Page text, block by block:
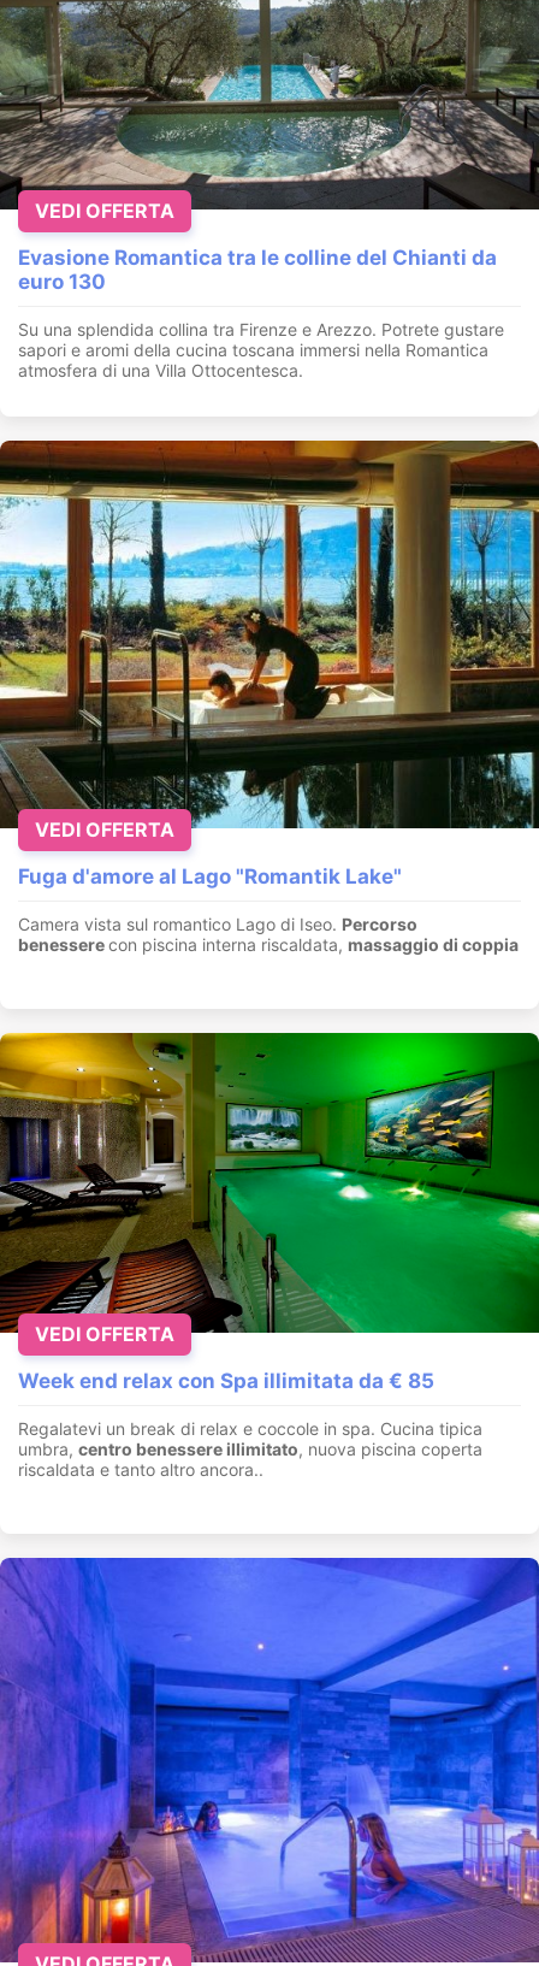
Evasione Romantica tra le colline del Chianti da
euro 130
Su una splendida collina tra Firenze e Arezzo. Potrete gustare
sapori e aromi della cucina toscana immersi nella Romantica
atmosfera di una Villa Ottocentesca.
VEDI OFFERTA
Fuga d'amore al Lago "Romantik Lake"
Camera vista sul romantico Lago di Iseo. Percorso
benesserecon piscina interna riscaldata, massaggio di coppia
VEDI OFFERTA
Week end relax con Spa illimitata da € 85
Regalatevi un break di relax e coccole in spa. Cucina tipica
umbra, centro benessere illimitato, nuova piscina coperta
riscaldata e tanto altro ancora..
VEDI OFFERTA